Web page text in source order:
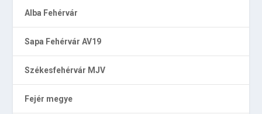
Alba Fehérvár
Sapa Fehérvár AV19
Székesfehérvár MJV
Fejér megye